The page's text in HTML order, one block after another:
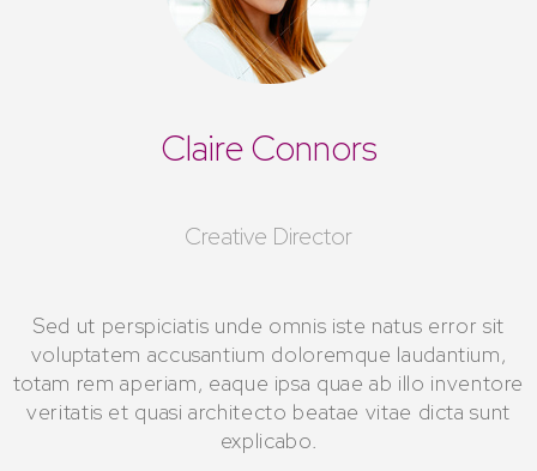
Claire Connors
Creative Director
Sed ut perspiciatis unde omnis iste natus error sit
voluptatem accusantium doloremque laudantium,
totam rem aperiam, eaque ipsa quae ab illo inventore
veritatis et quasi architecto beatae vitae dicta sunt
explicabo.